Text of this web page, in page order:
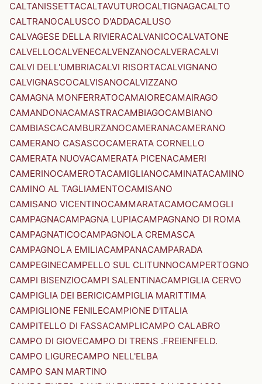
CALTANISSETTACALTAVUTUROCALTIGNAGACALTO
CALTRANOCALUSCO D'ADDACALUSO
CALVAGESE DELLA RIVIERACALVANICOCALVATONE
CALVELLOCALVENECALVENZANOCALVERACALVI
CALVI DELL'UMBRIACALVI RISORTACALVIGNANO
CALVIGNASCOCALVISANOCALVIZZANO
CAMAGNA MONFERRATOCAMAIORECAMAIRAGO
CAMANDONACAMASTRACAMBIAGOCAMBIANO
CAMBIASCACAMBURZANOCAMERANACAMERANO
CAMERANO CASASCOCAMERATA CORNELLO
CAMERATA NUOVACAMERATA PICENACAMERI
CAMERINOCAMEROTACAMIGLIANOCAMINATACAMINO
CAMINO AL TAGLIAMENTOCAMISANO
CAMISANO VICENTINOCAMMARATACAMOCAMOGLI
CAMPAGNACAMPAGNA LUPIACAMPAGNANO DI ROMA
CAMPAGNATICOCAMPAGNOLA CREMASCA
CAMPAGNOLA EMILIACAMPANACAMPARADA
CAMPEGINECAMPELLO SUL CLITUNNOCAMPERTOGNO
CAMPI BISENZIOCAMPI SALENTINACAMPIGLIA CERVO
CAMPIGLIA DEI BERICICAMPIGLIA MARITTIMA
CAMPIGLIONE FENILECAMPIONE D'ITALIA
CAMPITELLO DI FASSACAMPLICAMPO CALABRO
CAMPO DI GIOVECAMPO DI TRENS .FREIENFELD.
CAMPO LIGURECAMPO NELL'ELBA
CAMPO SAN MARTINO